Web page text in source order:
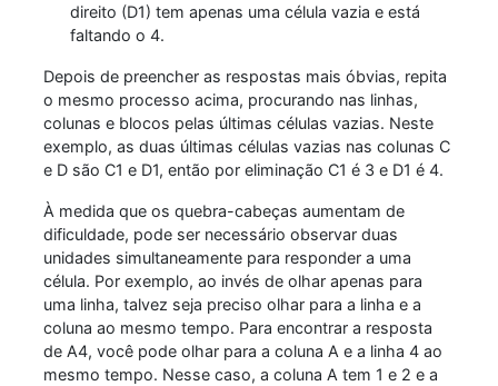
direito (D1) tem apenas uma célula vazia e está
faltando o 4.
Depois de preencher as respostas mais óbvias, repita
o mesmo processo acima, procurando nas linhas,
colunas e blocos pelas últimas células vazias. Neste
exemplo, as duas últimas células vazias nas colunas C
e D são C1 e D1, então por eliminação C1 é 3 e D1 é 4.
À medida que os quebra-cabeças aumentam de
dificuldade, pode ser necessário observar duas
unidades simultaneamente para responder a uma
célula. Por exemplo, ao invés de olhar apenas para
uma linha, talvez seja preciso olhar para a linha e a
coluna ao mesmo tempo. Para encontrar a resposta
de A4, você pode olhar para a coluna A e a linha 4 ao
mesmo tempo. Nesse caso, a coluna A tem 1 e 2 e a